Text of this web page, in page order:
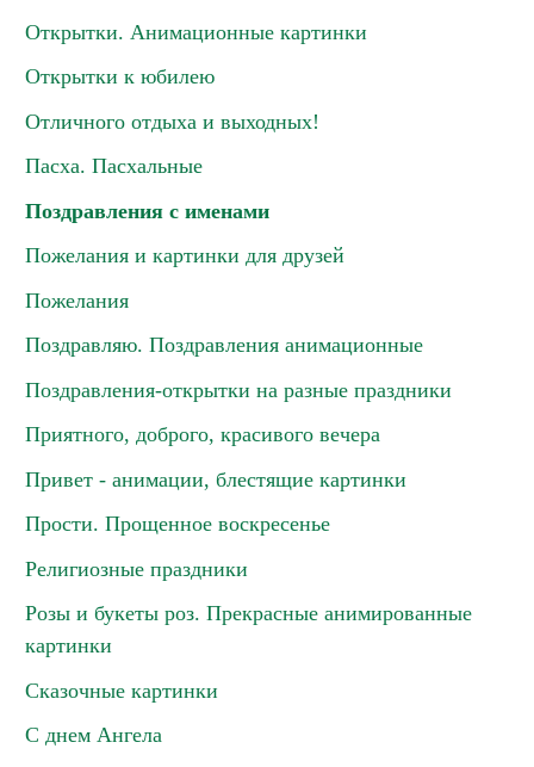
Открытки. Анимационные картинки
Открытки к юбилею
Отличного отдыха и выходных!
Пасха. Пасхальные
Поздравления с именами
Пожелания и картинки для друзей
Пожелания
Поздравляю. Поздравления анимационные
Поздравления-открытки на разные праздники
Приятного, доброго, красивого вечера
Привет - анимации, блестящие картинки
Прости. Прощенное воскресенье
Религиозные праздники
Розы и букеты роз. Прекрасные анимированные
картинки
Сказочные картинки
С днем Ангела